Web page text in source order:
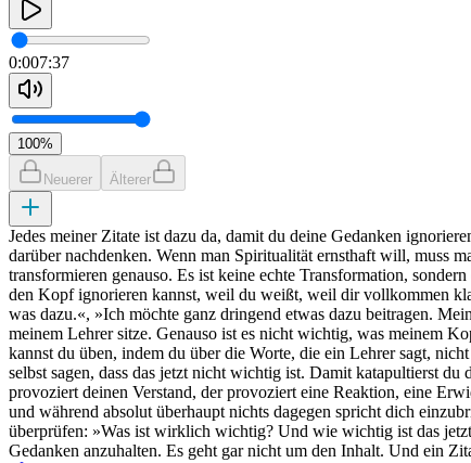
0:007:37
100%
Neuerer Älterer
Jedes meiner Zitate ist dazu da, damit du deine Gedanken
darüber nachdenken. Wenn man Spiritualität ernsthaft will, muss
transformieren genauso. Es ist keine echte Transformation,
den Kopf ignorieren kannst, weil du weißt, weil dir vollkommen
was dazu.«, »Ich möchte ganz dringend etwas dazu beitragen.
meinem Lehrer sitze. Genauso ist es nicht wichtig, was meinem
kannst du üben, indem du über die Worte, die ein Lehrer sagt,
selbst sagen, dass das jetzt nicht wichtig ist. Damit katapultierst
provoziert deinen Verstand, der provoziert eine Reaktion, eine
und während absolut überhaupt nichts dagegen spricht dich
überprüfen: »Was ist wirklich wichtig? Und wie wichtig ist das
Gedanken anzuhalten. Es geht gar nicht um den Inhalt. Und ein